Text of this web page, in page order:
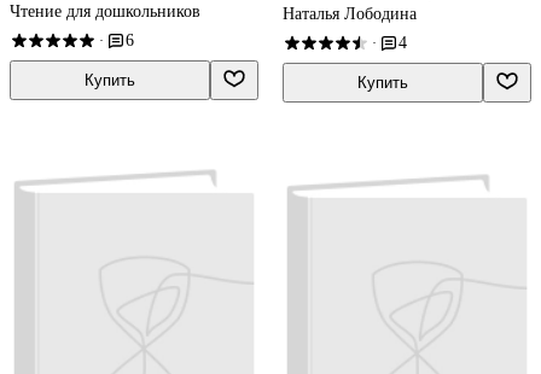
Чтение для дошкольников
· 6
Купить
Наталья Лободина
· 4
Купить